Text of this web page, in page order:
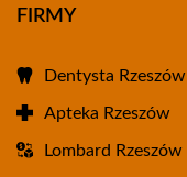
FIRMY
Dentysta Rzeszów
Apteka Rzeszów
Lombard Rzeszów